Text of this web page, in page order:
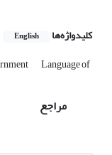
کلیدواژه‌ها English
Language of
مراجع